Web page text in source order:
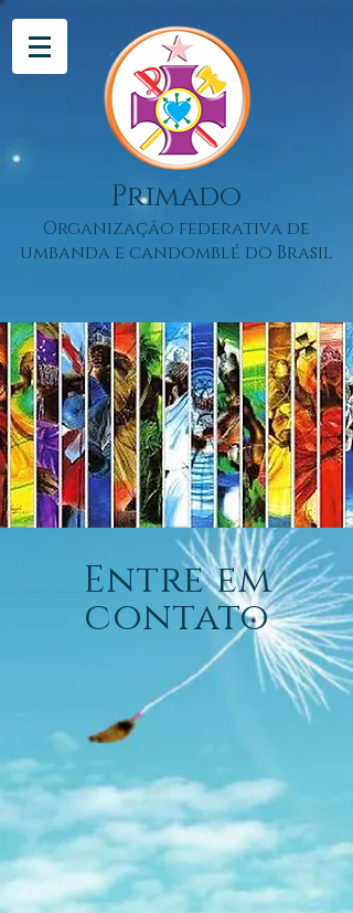
Primado
Organização federativa de
umbanda e candomblé do Brasil
Entre em
contato